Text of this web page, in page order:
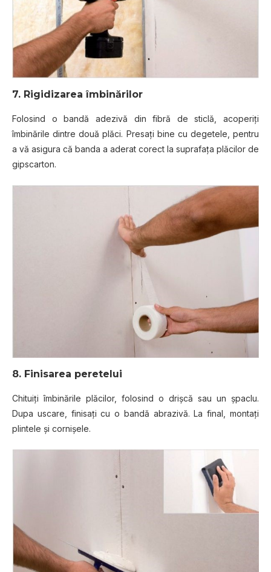
7. Rigidizarea îmbinărilor
Folosind o bandă adezivă din fibră de sticlă, acoperiţi
îmbinările dintre două plăci. Presaţi bine cu degetele, pentru
a vă asigura că banda a aderat corect la suprafaţa plăcilor de
gipscarton.
8. Finisarea peretelui
Chituiţi îmbinările plăcilor, folosind o drişcă sau un şpaclu.
Dupa uscare, finisaţi cu o bandă abrazivă. La final, montaţi
plintele şi cornişele.